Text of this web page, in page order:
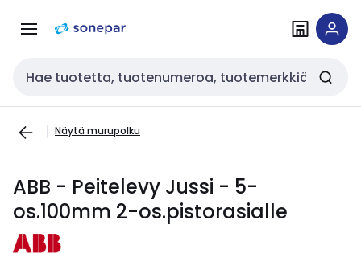
navigointiinsisältöön
Haku
Näytä murupolku
ABB - Peitelevy Jussi - 5-
os.100mm 2-os.pistorasialle